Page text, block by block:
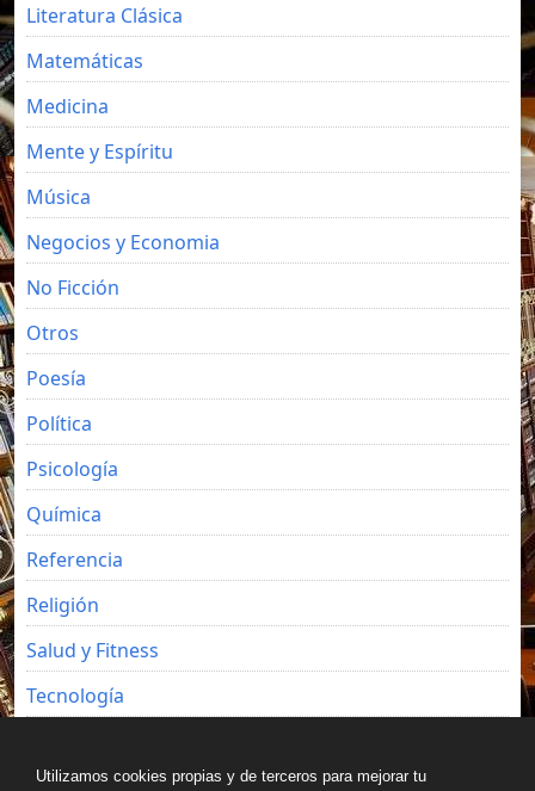
Literatura Clásica
Matemáticas
Medicina
Mente y Espíritu
Música
Negocios y Economia
No Ficción
Otros
Poesía
Política
Psicología
Química
Referencia
Religión
Salud y Fitness
Tecnología
Utilizamos cookies propias y de terceros para mejorar tu